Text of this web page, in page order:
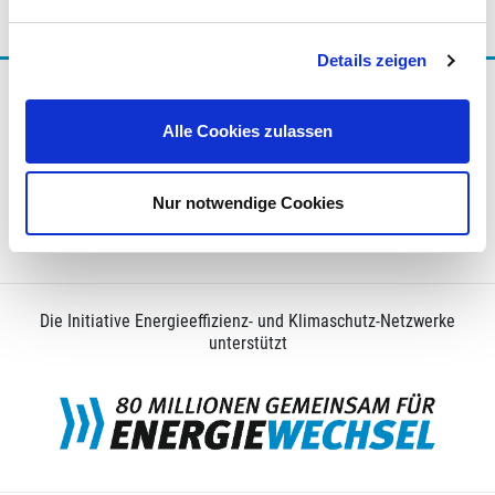
Details zeigen
Alle Cookies zulassen
Nur notwendige Cookies
Träger der Initiative Energieeffizienz- und Klimaschutz-
Die Initiative Energieeffizienz- und Klimaschutz-Netzwerke
unterstützt